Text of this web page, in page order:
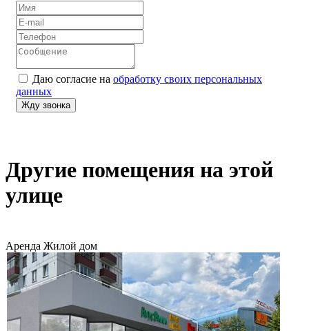
Даю согласие на обработку своих персональных
данных
Другие помещения на этой
улице
Аренда Жилой дом